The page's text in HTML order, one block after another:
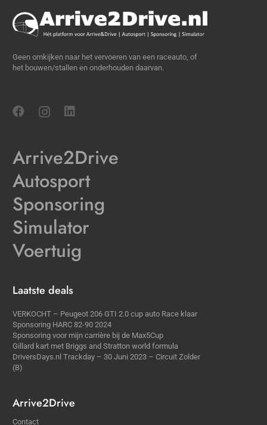
Geen omkijken naar het vervoeren van een raceauto, of
het bouwen/stallen en onderhouden daarvan.
Arrive2Drive
Autosport
Sponsoring
Simulator
Voertuig
Laatste deals
VERKOCHT – Peugeot 206 GTI 2.0 cup auto Race klaar
Sponsoring HARC 82-90 2024
Sponsoring voor mijn carrière bij de Max5Cup
Gillard kart met Briggs and Stratton world formula
DriversDays.nl Trackday – 30 Juni 2023 – Circuit Zolder
(B)
Arrive2Drive
Contact